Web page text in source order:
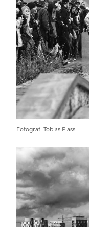
Fotograf Tobias Plass